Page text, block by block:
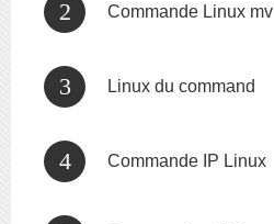
Commande Linux mv
Linux du command
Commande IP Linux